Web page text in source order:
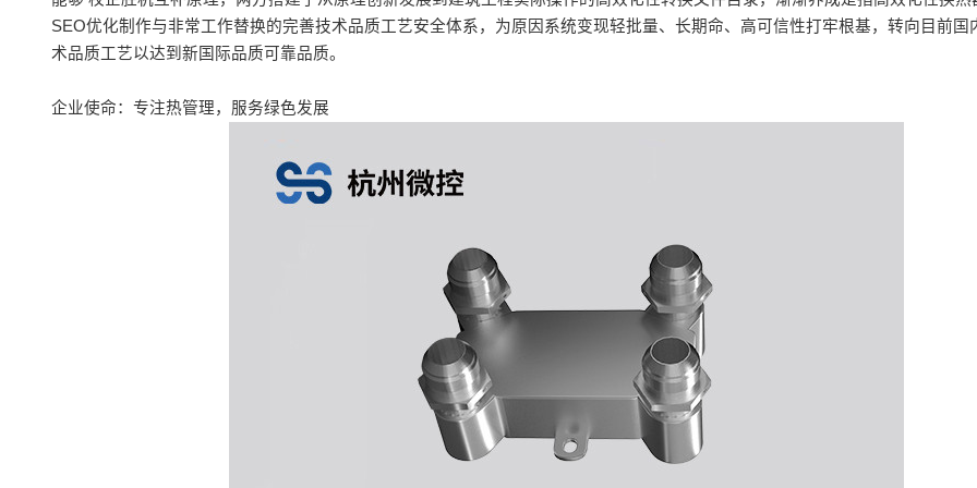
SEO优化制作与非常工作替换的完善技术品质工艺安全体系，为原因系统变现轻批量、长期命、高可信性打牢根基，转向目前国
术品质工艺以达到新国际品质可靠品质。
企业使命：专注热管理，服务绿色发展